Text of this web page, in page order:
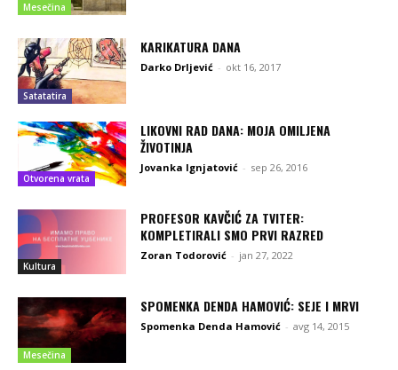
Mesečina
Satatatira
KARIKATURA DANA
Darko Drljević - okt 16, 2017
Otvorena vrata
LIKOVNI RAD DANA: MOJA OMILJENA
ŽIVOTINJA
Jovanka Ignjatović - sep 26, 2016
Kultura
PROFESOR KAVČIĆ ZA TVITER:
KOMPLETIRALI SMO PRVI RAZRED
Zoran Todorović - jan 27, 2022
Mesečina
SPOMENKA DENDA HAMOVIĆ: SEJE I MRVI
Spomenka Denda Hamović - avg 14, 2015